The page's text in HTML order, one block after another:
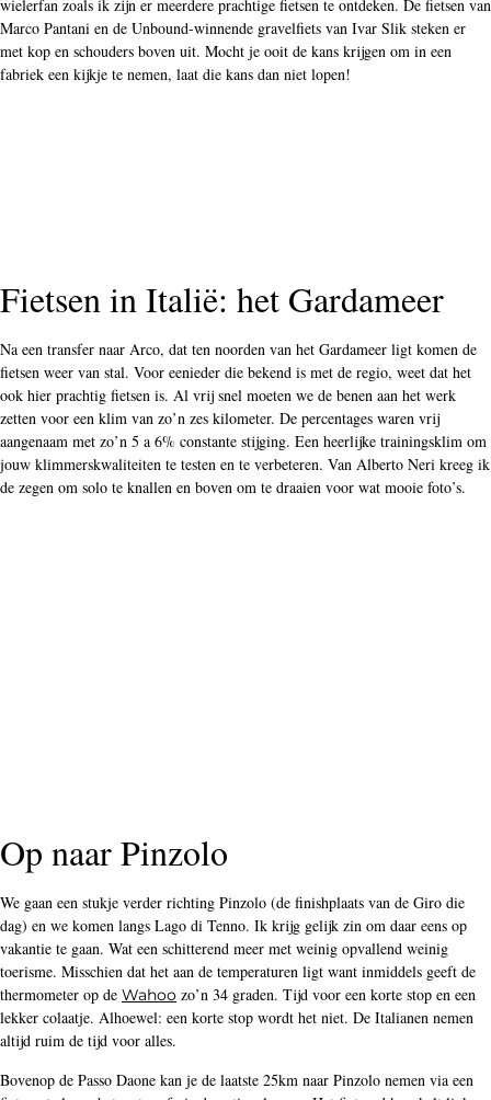
fietsen weer van stal. Voor eenieder die bekend is met de regio, weet dat het
ook hier prachtig fietsen is. Al vrij snel moeten we de benen aan het werk
zetten voor een klim van zo’n zes kilometer. De percentages waren vrij
aangenaam met zo’n 5 a 6% constante stijging. Een heerlijke trainingsklim om
jouw klimmerskwaliteiten te testen en te verbeteren. Van Alberto Neri kreeg ik
de zegen om solo te knallen en boven om te draaien voor wat mooie foto’s.
dag) en we komen langs Lago di Tenno. Ik krijg gelijk zin om daar eens op
vakantie te gaan. Wat een schitterend meer met weinig opvallend weinig
toerisme. Misschien dat het aan de temperaturen ligt want inmiddels geeft de
thermometer op de Wahoo zo’n 34 graden. Tijd voor een korte stop en een
lekker colaatje. Alhoewel: een korte stop wordt het niet. De Italianen nemen
altijd ruim de tijd voor alles.
Bovenop de Passo Daone kan je de laatste 25km naar Pinzolo nemen via een
fietsroute langs het water of via de nationale weg. Het fietspad kronkelt links
en rechts en heeft regelmatig geen voorrang. De SS239 heeft goed asfalt en is
de snelste optie. Door een beetje door te trappen komen we nog 10 minuten
voor de winnaar binnen en gelukkig hebben we geen transfer meer naar een